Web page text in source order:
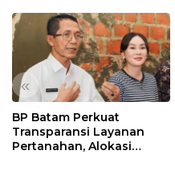
«
BP Batam Perkuat
Transparansi Layanan
Pertanahan, Alokasi